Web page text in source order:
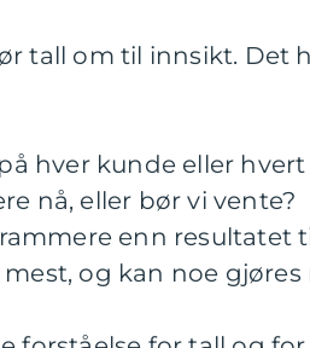
tall om til innsikt. Det
hver kunde eller
nå, eller bør vi vente?
enn resultatet
og kan noe gjøres